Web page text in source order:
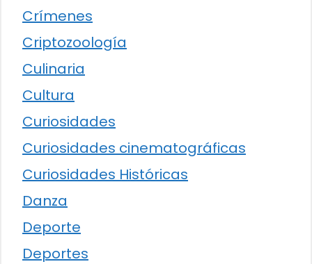
Crímenes
Criptozoología
Culinaria
Cultura
Curiosidades
Curiosidades cinematográficas
Curiosidades Históricas
Danza
Deporte
Deportes